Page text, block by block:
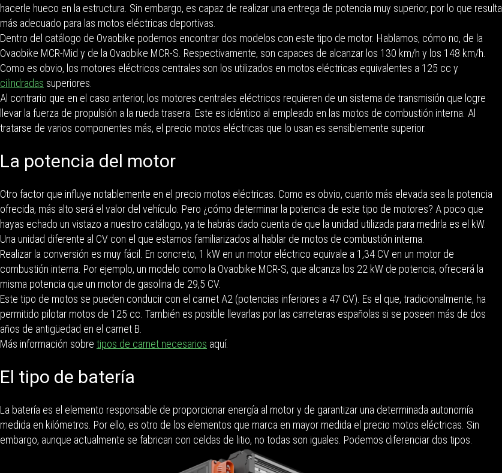
hacerle hueco en la estructura. Sin embargo, es capaz de realizar una entrega de potencia muy superior, por lo que resulta
más adecuado para las motos eléctricas deportivas.
Dentro del catálogo de Ovaobike podemos encontrar dos modelos con este tipo de motor. Hablamos, cómo no, de la
Ovaobike MCR-Mid y de la Ovaobike MCR-S. Respectivamente, son capaces de alcanzar los 130 km/h y los 148 km/h.
Como es obvio, los motores eléctricos centrales son los utilizados en motos eléctricas equivalentes a 125 cc y
cilindradas superiores.
Al contrario que en el caso anterior, los motores centrales eléctricos requieren de un sistema de transmisión que logre
llevar la fuerza de propulsión a la rueda trasera. Este es idéntico al empleado en las motos de combustión interna. Al
tratarse de varios componentes más, el precio motos eléctricas que lo usan es sensiblemente superior.
La potencia del motor
Otro factor que influye notablemente en el precio motos eléctricas. Como es obvio, cuanto más elevada sea la potencia
ofrecida, más alto será el valor del vehículo. Pero ¿cómo determinar la potencia de este tipo de motores? A poco que
hayas echado un vistazo a nuestro catálogo, ya te habrás dado cuenta de que la unidad utilizada para medirla es el kW.
Una unidad diferente al CV con el que estamos familiarizados al hablar de motos de combustión interna.
Realizar la conversión es muy fácil. En concreto, 1 kW en un motor eléctrico equivale a 1,34 CV en un motor de
combustión interna. Por ejemplo, un modelo como la Ovaobike MCR-S, que alcanza los 22 kW de potencia, ofrecerá la
misma potencia que un motor de gasolina de 29,5 CV.
Este tipo de motos se pueden conducir con el carnet A2 (potencias inferiores a 47 CV). Es el que, tradicionalmente, ha
permitido pilotar motos de 125 cc. También es posible llevarlas por las carreteras españolas si se poseen más de dos
años de antigüedad en el carnet B.
Más información sobre tipos de carnet necesarios aquí.
El tipo de batería
La batería es el elemento responsable de proporcionar energía al motor y de garantizar una determinada autonomía
medida en kilómetros. Por ello, es otro de los elementos que marca en mayor medida el precio motos eléctricas. Sin
embargo, aunque actualmente se fabrican con celdas de litio, no todas son iguales. Podemos diferenciar dos tipos.